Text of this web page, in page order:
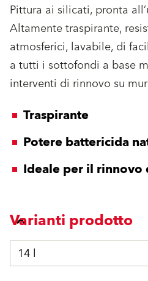
Pittura ai silicati, pronta
Altamente traspirante,
atmosferici, lavabile, di
a tutti i sottofondi a base
interventi di rinnovo su
Traspirante
Potere battericida
Ideale per il
Varianti prodotto
14 l